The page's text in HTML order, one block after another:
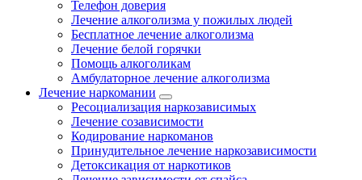
Телефон доверия
Лечение алкоголизма у пожилых людей
Бесплатное лечение алкоголизма
Лечение белой горячки
Помощь алкоголикам
Амбулаторное лечение алкоголизма
Лечение наркомании
Ресоциализация наркозависимых
Лечение созависимости
Кодирование наркоманов
Принудительное лечение наркозависимости
Детоксикация от наркотиков